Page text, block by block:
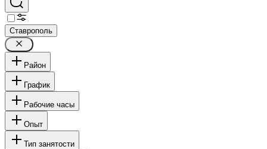
Ставрополь
Район
График
Рабочие часы
Опыт
Тип занятости